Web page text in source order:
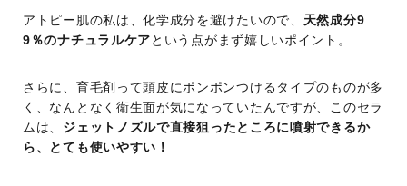
アトピー肌の私は、化学成分を避けたいので、 天然成分9
9％のナチュラルケアという点がまず嬉しいポイント。
さらに、育毛剤って頭皮にポンポンつけるタイプのものが多
く、なんとなく衛生面が気になっていたんですが、このセラ
ムは、 ジェットノズルで直接狙ったところに噴射できるか
ら、とても使いやすい！